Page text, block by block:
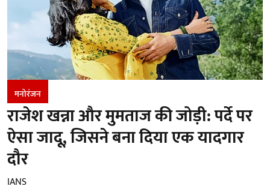
मनोरंजन
राजेश खन्ना और मुमताज की जोड़ी: पर्दे पर
ऐसा जादू, जिसने बना दिया एक यादगार
दौर
IANS